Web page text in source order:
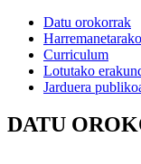
Datu orokorrak
Curriculum
Lotutako
Jarduera
DATU